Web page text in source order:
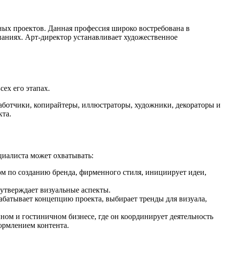
проектов. Данная профессия широко востребована в
Арт-директор устанавливает художественное
его этапах.
копирайтеры, иллюстраторы, художники, декораторы и
может охватывать:
по созданию бренда, фирменного стиля, инициирует идеи,
визуальные аспекты.
концепцию проекта, выбирает тренды для визуала,
и гостиничном бизнесе, где он координирует деятельность
контента.